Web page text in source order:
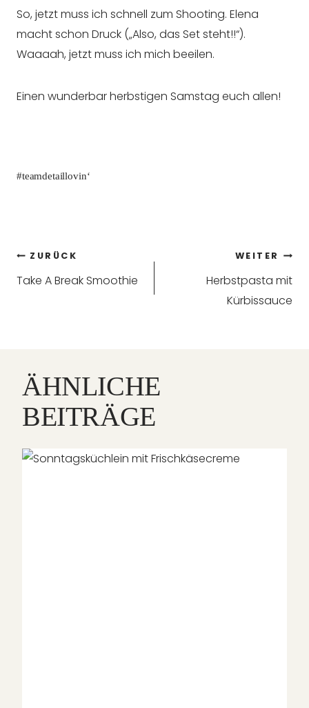
So, jetzt muss ich schnell zum Shooting. Elena
macht schon Druck („Also, das Set steht!!“).
Waaaah, jetzt muss ich mich beeilen.
Einen wunderbar herbstigen Samstag euch allen!
#teamdetaillovin‘
Beitragsnavigation
ZURÜCK
Take A Break Smoothie
WEITER
Herbstpasta mit
Kürbissauce
ÄHNLICHE
BEITRÄGE